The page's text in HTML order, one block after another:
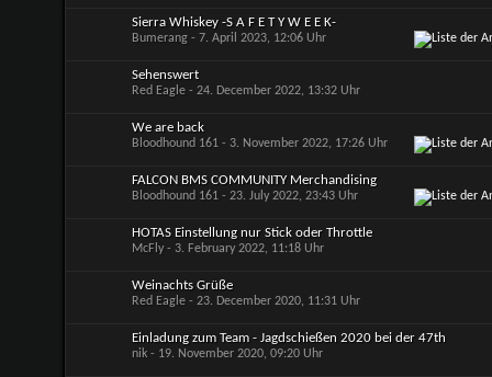
Sierra Whiskey -S A F E T Y W E E K-
Bumerang- 7. April 2023, 12:06 Uhr
Sehenswert
Red Eagle- 24. December 2022, 13:32 Uhr
We are back
Bloodhound 161- 3. November 2022, 17:26 Uhr
FALCON BMS COMMUNITY Merchandising
Bloodhound 161- 23. July 2022, 23:43 Uhr
HOTAS Einstellung nur Stick oder Throttle
McFly- 3. February 2022, 11:18 Uhr
Weinachts Grüße
Red Eagle- 23. December 2020, 11:31 Uhr
Einladung zum Team - Jagdschießen 2020 bei der 47th
nik- 19. November 2020, 09:20 Uhr